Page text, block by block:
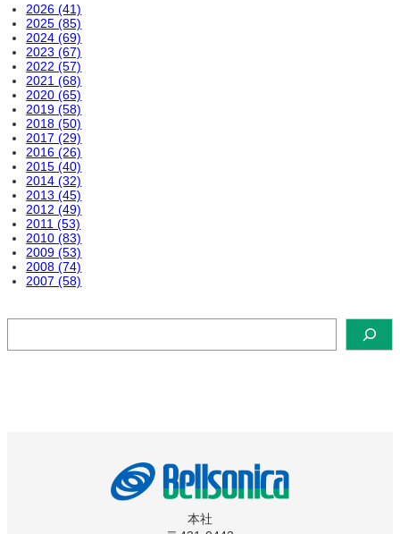
2026 (41)
2025 (85)
2024 (69)
2023 (67)
2022 (57)
2021 (68)
2020 (65)
2019 (58)
2018 (50)
2017 (29)
2016 (26)
2015 (40)
2014 (32)
2013 (45)
2012 (49)
2011 (53)
2010 (83)
2009 (53)
2008 (74)
2007 (58)
本社